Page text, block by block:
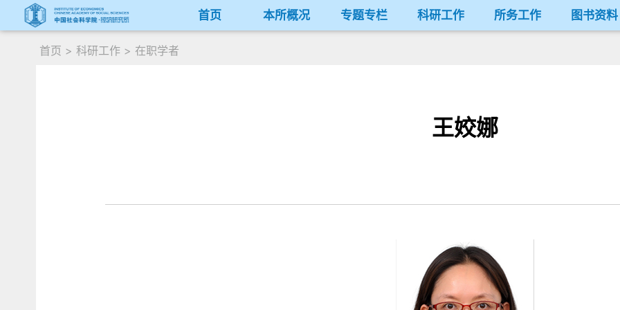
首页 本所概况 专题专栏 科研工作 所务工作 图书资料
首页 > 科研工作 > 在职学者
王姣娜